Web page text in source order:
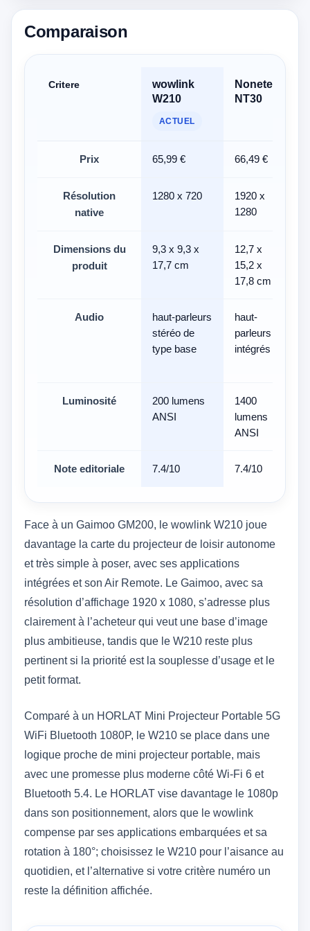
Comparaison
Critere
wowlink
W210
ACTUEL
Nonete
NT30
Prix 65,99 € 66,49 €
Résolution
native
1280 x 720
1920 x
1280
Dimensions du
produit
9,3 x 9,3 x
17,7 cm
12,7 x
15,2 x
17,8 cm
Audio
haut-parleurs
stéréo de
type base
haut-
parleurs
intégrés
Luminosité
200 lumens
ANSI
1400
lumens
ANSI
Note editoriale 7.4/10 7.4/10
Face à un Gaimoo GM200, le wowlink W210 joue
davantage la carte du projecteur de loisir autonome
et très simple à poser, avec ses applications
intégrées et son Air Remote. Le Gaimoo, avec sa
résolution d’affichage 1920 x 1080, s’adresse plus
clairement à l’acheteur qui veut une base d’image
plus ambitieuse, tandis que le W210 reste plus
pertinent si la priorité est la souplesse d’usage et le
petit format.
Comparé à un HORLAT Mini Projecteur Portable 5G
WiFi Bluetooth 1080P, le W210 se place dans une
logique proche de mini projecteur portable, mais
avec une promesse plus moderne côté Wi‑Fi 6 et
Bluetooth 5.4. Le HORLAT vise davantage le 1080p
dans son positionnement, alors que le wowlink
compense par ses applications embarquées et sa
rotation à 180°; choisissez le W210 pour l’aisance au
quotidien, et l’alternative si votre critère numéro un
reste la définition affichée.